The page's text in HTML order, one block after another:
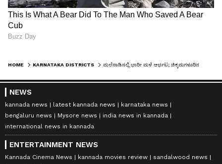
HOME KARNATAKA DISTRICTS
NEWS
kannada news latest kannada news
karnataka news
bengaluru news
Mysore news
india news in kannada
international news in kannada
ENTERTAINMENT NEWS
Kannada Cinema News kannada movies review
sandalwood news